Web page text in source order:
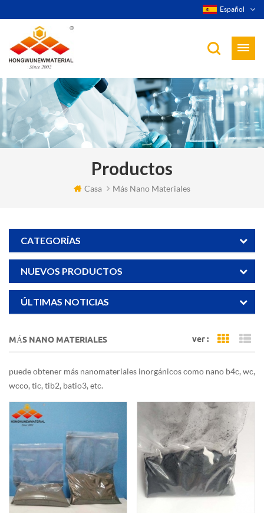
Español
Productos
Casa Más Nano Materiales
CATEGORÍAS
NUEVOS PRODUCTOS
ÚLTIMAS NOTICIAS
MÁS NANO MATERIALES ver : Grid
puede obtener más nanomateriales inorgánicos como nano b4c, wc,
wcco, tic, tib2, batio3, etc.